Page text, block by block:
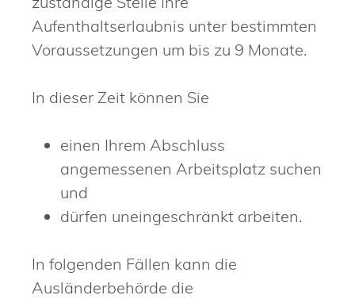
Aufenthaltserlaubnis unter bestimmten
Voraussetzungen um bis zu 9 Monate.
In dieser Zeit können Sie
einen Ihrem Abschluss
angemessenen Arbeitsplatz suchen
und
dürfen uneingeschränkt arbeiten.
In folgenden Fällen kann die
Ausländerbehörde die